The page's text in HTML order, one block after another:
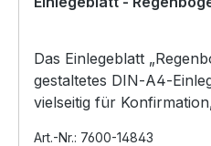
Das Einlegeblatt
gestaltetes
vielseitig für
Art.-Nr.: 7600-14843